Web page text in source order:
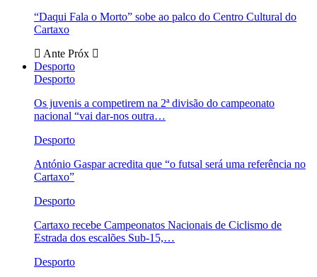
“Daqui Fala o Morto” sobe ao palco do Centro Cultural do
Cartaxo
Ante Próx
Desporto
Desporto
Os juvenis a competirem na 2ª divisão do campeonato
nacional “vai dar-nos outra…
Desporto
António Gaspar acredita que “o futsal será uma referência no
Cartaxo”
Desporto
Cartaxo recebe Campeonatos Nacionais de Ciclismo de
Estrada dos escalões Sub-15,…
Desporto